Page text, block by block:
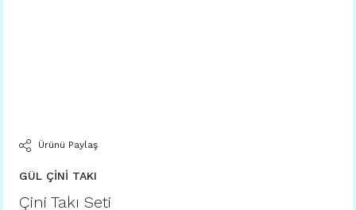
Ürünü Paylaş
GÜL ÇİNİ TAKI
Çini Takı Seti